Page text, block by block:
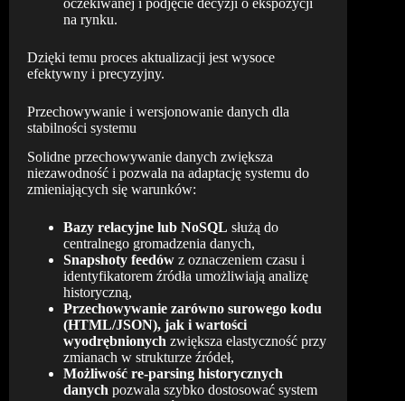
na rynku.
Dzięki temu proces aktualizacji jest wysoce
efektywny i precyzyjny.
Przechowywanie i wersjonowanie danych dla
stabilności systemu
Solidne przechowywanie danych zwiększa
niezawodność i pozwala na adaptację systemu do
zmieniających się warunków:
Bazy relacyjne lub NoSQL służą do
centralnego gromadzenia danych,
Snapshoty feedów z oznaczeniem czasu i
identyfikatorem źródła umożliwiają analizę
historyczną,
Przechowywanie zarówno surowego kodu
(HTML/JSON), jak i wartości
wyodrębnionych zwiększa elastyczność przy
zmianach w strukturze źródeł,
Możliwość re-parsing historycznych
danych pozwala szybko dostosować system